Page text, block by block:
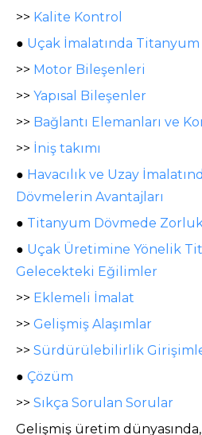
>> Kalite Kontrol
● Uçak İmalatında
>> Motor Bileşenleri
>> Yapısal Bileşenler
>> Bağlantı Elemanları ve
>> İniş takımı
● Havacılık ve Uzay
Dövmelerin Avantajları
● Titanyum Dövmede
● Uçak Üretimine Yönelik
Gelecekteki Eğilimler
>> Eklemeli İmalat
>> Gelişmiş Alaşımlar
>> Sürdürülebilirlik
● Çözüm
>> Sıkça Sorulan Sorular
Gelişmiş üretim